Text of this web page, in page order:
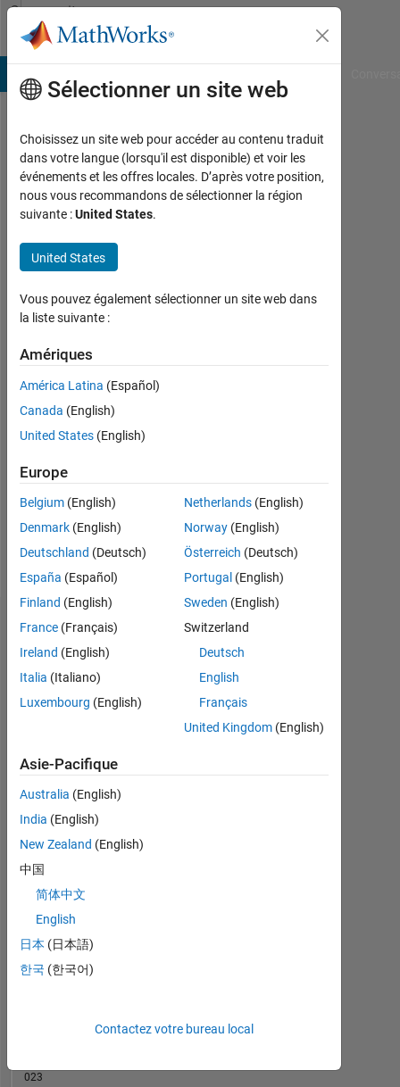
Passer au contenu
Community
Profile
Andrew
Wong
Last
plus
de 3
y a
Actif
depuis
2022
0
Following:
0
Follow
Tableau de bord
Statistiques
MATLAB Answers
CONTRIBUTIONS L
0
1
023
Sélectionner un site web
Choisissez un site web pour accéder au contenu traduit
dans votre langue (lorsqu'il est disponible) et voir les
événements et les offres locales. D’après votre position,
nous vous recommandons de sélectionner la région
suivante :United States.
United States
Vous pouvez également sélectionner un site web dans
la liste suivante :
Amériques
América Latina (Español)
Canada (English)
United States (English)
Europe
Belgium (English)
Denmark (English)
Deutschland (Deutsch)
España (Español)
Finland (English)
France (Français)
Ireland (English)
Italia (Italiano)
Luxembourg (English)
Netherlands(English)
Norway(English)
Österreich (Deutsch)
Portugal (English)
Sweden (English)
Switzerland
Deutsch
English
Français
United Kingdom(English)
Asie-Pacifique
Australia (English)
India (English)
New Zealand (English)
中国
简体中文
English
日本 (日本語)
한국 (한국어)
Contactez votre bureau local